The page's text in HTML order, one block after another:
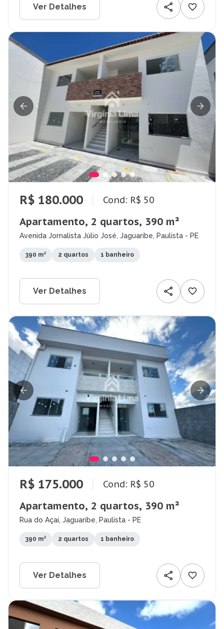
Ver Detalhes
R$ 180.000 Cond: R$ 50
Apartamento, 2 quartos, 390 m²
Avenida Jornalista Júlio José, Jaguaribe, Paulista - PE
390 m² 2 quartos 1 banheiro
Ver Detalhes
R$ 175.000 Cond: R$ 50
Apartamento, 2 quartos, 390 m²
Rua do Açai, Jaguaribe, Paulista - PE
390 m² 2 quartos 1 banheiro
Ver Detalhes